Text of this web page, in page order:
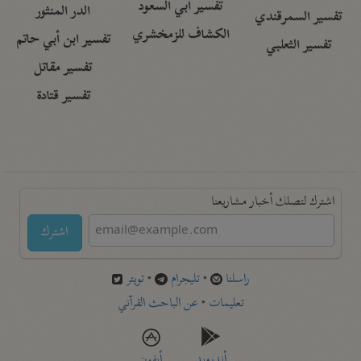
تفسير السمرقندي
تفسير الثعلبي
تفسير أبي السعود
الكشاف للزمخشري
الدر المنثور
تفسير ابن أبي حاتم
تفسير مقاتل
تفسير قتادة
اشترك لتصلك أخبار مشاريعنا
اشترك
راسلنا •تليجرام •تويتر
تعليمات •عن الباحث القرآني